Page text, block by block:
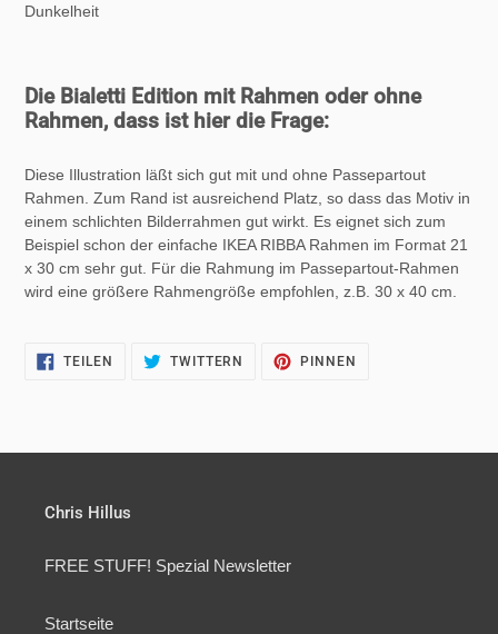
Dunkelheit
Die Bialetti Edition mit Rahmen oder ohne
Rahmen, dass ist hier die Frage:
Diese Illustration läßt sich gut mit und ohne Passepartout
Rahmen. Zum Rand ist ausreichend Platz, so dass das Motiv in
einem schlichten Bilderrahmen gut wirkt. Es eignet sich zum
Beispiel schon der einfache IKEA RIBBA Rahmen im Format 21
x 30 cm sehr gut. Für die Rahmung im Passepartout-Rahmen
wird eine größere Rahmengröße empfohlen, z.B. 30 x 40 cm.
TEILEN
FACEBOOK
TWITTERN
TWITTER
PINNEN
Chris Hillus
FREE STUFF! Spezial Newsletter
Startseite